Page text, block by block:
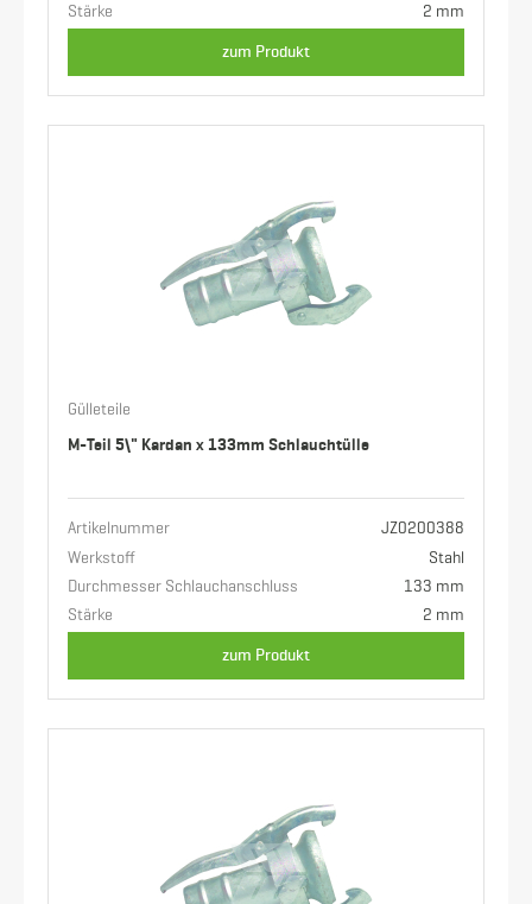
Stärke
2 mm
zum Produkt
Gülleteile
M-Teil 5\" Kardan x 133mm Schlauchtülle
Artikelnummer
JZ0200388
Werkstoff
Stahl
Durchmesser Schlauchanschluss
133 mm
Stärke
2 mm
zum Produkt